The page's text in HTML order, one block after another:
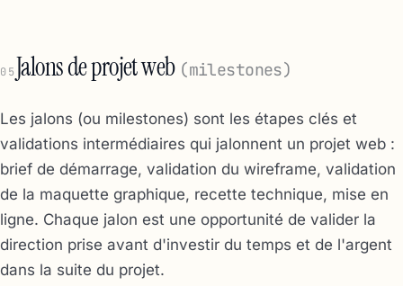
05Jalons de projet web (milestones)
Les jalons (ou milestones) sont les étapes clés et
validations intermédiaires qui jalonnent un projet web :
brief de démarrage, validation du wireframe, validation
de la maquette graphique, recette technique, mise en
ligne. Chaque jalon est une opportunité de valider la
direction prise avant d'investir du temps et de l'argent
dans la suite du projet.